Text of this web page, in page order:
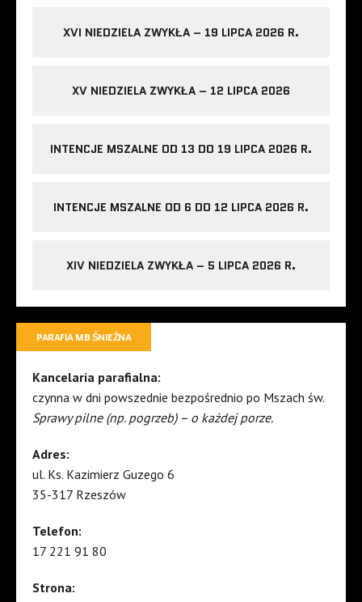
XVI NIEDZIELA ZWYKŁA – 19 LIPCA 2026 R.
XV NIEDZIELA ZWYKŁA – 12 LIPCA 2026
INTENCJE MSZALNE OD 13 DO 19 LIPCA 2026 R.
INTENCJE MSZALNE OD 6 DO 12 LIPCA 2026 R.
XIV NIEDZIELA ZWYKŁA – 5 LIPCA 2026 R.
PARAFIA MB ŚNIEŻNA
Kancelaria parafialna:
czynna w dni powszednie bezpośrednio po Mszach św.
Sprawy pilne (np. pogrzeb) – o każdej porze.
Adres:
ul. Ks. Kazimierz Guzego 6
35-317 Rzeszów
Telefon:
17 221 91 80
Strona: